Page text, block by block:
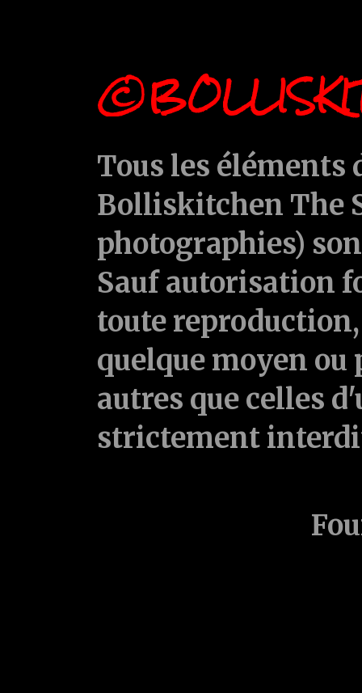
Tous les
Bolliskitchen The
photographies)
Sauf autorisation
toute
quelque moyen ou
autres que celles
strictement